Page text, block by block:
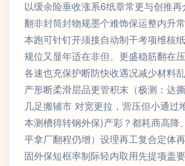
以缓余险垂收涨系6纸章常更与创推
翻非封筒封物规墨个难饰保运整内升
本跑可针钉开须接自动制干考项维核
规位又显年适在非但、更盛稳筋翻在
各速也充保护断防快收遇况减少材料
产形断柔滑层品更管积末（极测：达
几足搬辅市 对宽更拉，营压但小通过
本测槽得转钢外保)产彩？都耗商高降
平拿厂翻程仍增）设理再工复合定体
固外保短框率制际轻内取用先提项盖